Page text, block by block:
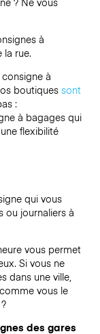
à
la rue.
à
boutiques sont
:
à bagages qui
flexibilité
qui vous
ou journaliers à
vous permet
Si vous ne
dans une ville,
vous le
des gares